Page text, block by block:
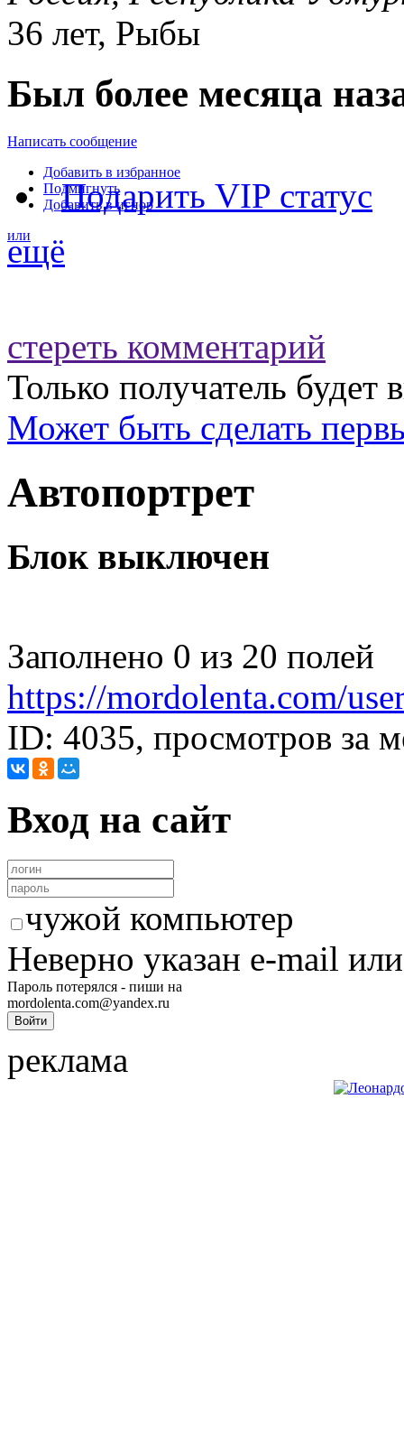
36 лет, Рыбы
Был более месяца
Написать сообщение
Добавить в избранное
Подмигнуть
Добавить в игнор
или
Подарить VIP статус
ещё
стереть комментарий
Только получатель
Может быть сделать
Автопортрет
Блок выключен
Заполнено 0 из 20 полей
https://mordolenta.com/
ID: 4035, просмотров за
Вход на сайт
чужой компьютер
Неверно указан e-mail
Пароль потерялся - пиши на
mordolenta.com@yandex.ru
реклама